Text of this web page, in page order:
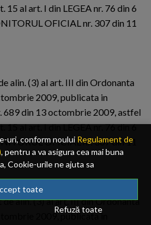
uri, conform noului Regulament de
, pentru a va asigura cea mai buna
Cookie-urile ne ajuta sa
site, oferindu-va dvs., cititorul, o
si mult mai rapida. Ele sunt
si partenerii nostri de incredere.
politica de Cookie-uri.
toate
Refuză toate
al art. I din LEGEA nr. 76 din 6
OFICIAL nr. 307 din 11
alin. (3) al art. III din Ordonanta
2009, publicata in
din 13 octombrie 2009, astfel
al art. I din LEGEA nr. 76 din 6
OFICIAL nr. 307 din 11
alin. (3) al art. III din Ordonanta
2009, publicata in